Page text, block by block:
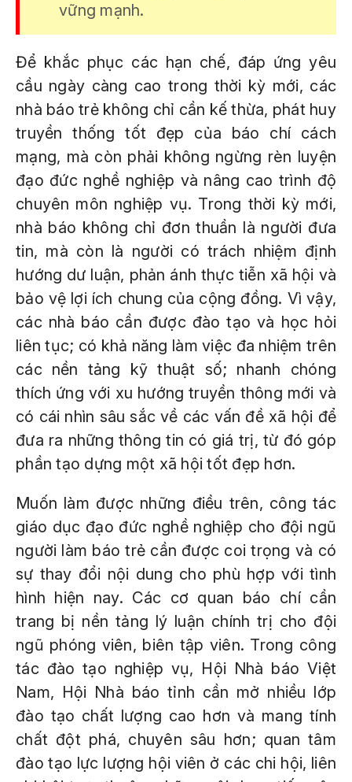
vững mạnh.
Để khắc phục các hạn chế, đáp ứng yêu
cầu ngày càng cao trong thời kỳ mới, các
nhà báo trẻ không chỉ cần kế thừa, phát huy
truyền thống tốt đẹp của báo chí cách
mạng, mà còn phải không ngừng rèn luyện
đạo đức nghề nghiệp và nâng cao trình độ
chuyên môn nghiệp vụ. Trong thời kỳ mới,
nhà báo không chỉ đơn thuần là người đưa
tin, mà còn là người có trách nhiệm định
hướng dư luận, phản ánh thực tiễn xã hội và
bảo vệ lợi ích chung của cộng đồng. Vì vậy,
các nhà báo cần được đào tạo và học hỏi
liên tục; có khả năng làm việc đa nhiệm trên
các nền tảng kỹ thuật số; nhanh chóng
thích ứng với xu hướng truyền thông mới và
có cái nhìn sâu sắc về các vấn đề xã hội để
đưa ra những thông tin có giá trị, từ đó góp
phần tạo dựng một xã hội tốt đẹp hơn.
Muốn làm được những điều trên, công tác
giáo dục đạo đức nghề nghiệp cho đội ngũ
người làm báo trẻ cần được coi trọng và có
sự thay đổi nội dung cho phù hợp với tình
hình hiện nay. Các cơ quan báo chí cần
trang bị nền tảng lý luận chính trị cho đội
ngũ phóng viên, biên tập viên. Trong công
tác đào tạo nghiệp vụ, Hội Nhà báo Việt
Nam, Hội Nhà báo tỉnh cần mở nhiều lớp
đào tạo chất lượng cao hơn và mang tính
chất đột phá, chuyên sâu hơn; quan tâm
đào tạo lực lượng hội viên ở các chi hội, liên